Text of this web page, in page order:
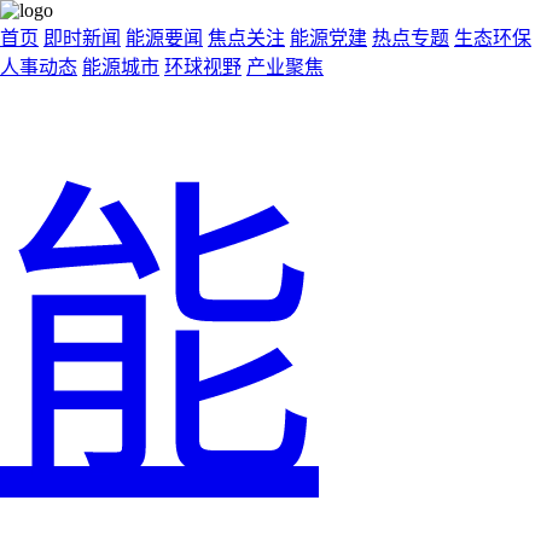
首页 即时新闻 能源要闻 焦点关注 能源党建 热点专题 生态环保
人事动态 能源城市 环球视野 产业聚焦
能